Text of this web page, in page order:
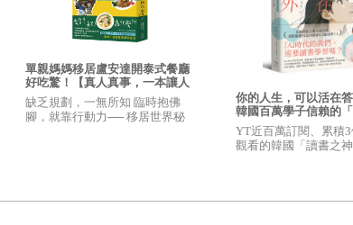
高跟鞋總是抗拒不了。一雙動輒幾萬塊的鞋，在女主角
彿全世界的人都看著妳，舞台上的燈光全打在自己身上。
特包，鋼琴包……彷彿揹上這個包走在街上，都覺得比平
單親媽媽移居盧安達開泰式餐廳
好吃驚！【真人真事，一本讓人
重新思考「想過什麼樣的人生」
的勇氣之書】
缺乏規劃，一無所知 臨時抱佛
腳，就靠行動力── 移居世界秘
你的人生，可以活在答
韓國百萬學子信賴的
神」寫給迷惘世代──
打造人生選擇權
YT近百萬訂閱、累積
觀看的韓國「讀書之